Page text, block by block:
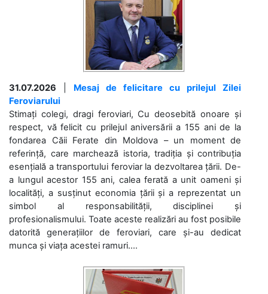
31.07.2026
Mesaj de felicitare cu prilejul Zilei
Feroviarului
Stimați colegi, dragi feroviari, Cu deosebită onoare și
respect, vă felicit cu prilejul aniversării a 155 ani de la
fondarea Căii Ferate din Moldova – un moment de
referință, care marchează istoria, tradiția și contribuția
esențială a transportului feroviar la dezvoltarea țării. De-
a lungul acestor 155 ani, calea ferată a unit oameni și
localități, a susținut economia țării și a reprezentat un
simbol al responsabilității, disciplinei și
profesionalismului. Toate aceste realizări au fost posibile
datorită generațiilor de feroviari, care și-au dedicat
munca și viața acestei ramuri....